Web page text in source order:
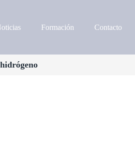
Formación Contacto